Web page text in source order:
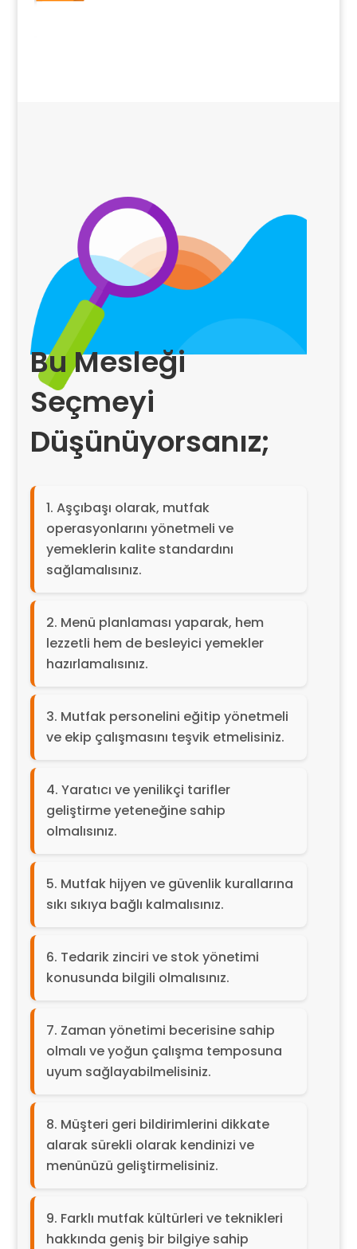
Bu Mesleği
Seçmeyi
Düşünüyorsanız;
Aşçıbaşı olarak, mutfak
operasyonlarını yönetmeli ve
yemeklerin kalite standardını
sağlamalısınız.
Menü planlaması yaparak, hem
lezzetli hem de besleyici yemekler
hazırlamalısınız.
Mutfak personelini eğitip yönetmeli
ve ekip çalışmasını teşvik etmelisiniz.
Yaratıcı ve yenilikçi tarifler
geliştirme yeteneğine sahip
olmalısınız.
Mutfak hijyen ve güvenlik kurallarına
sıkı sıkıya bağlı kalmalısınız.
Tedarik zinciri ve stok yönetimi
konusunda bilgili olmalısınız.
Zaman yönetimi becerisine sahip
olmalı ve yoğun çalışma temposuna
uyum sağlayabilmelisiniz.
Müşteri geri bildirimlerini dikkate
alarak sürekli olarak kendinizi ve
menünüzü geliştirmelisiniz.
Farklı mutfak kültürleri ve teknikleri
hakkında geniş bir bilgiye sahip